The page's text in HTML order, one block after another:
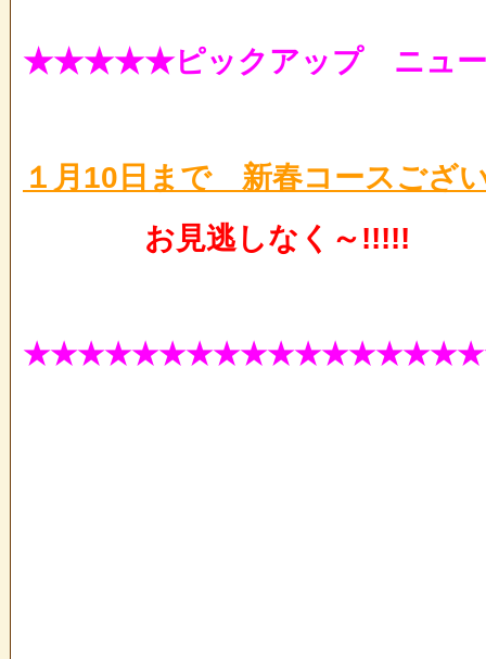
★★★★★ピックアップ ニュ
１月10日まで 新春コースござ
お見逃しなく～!!!!!